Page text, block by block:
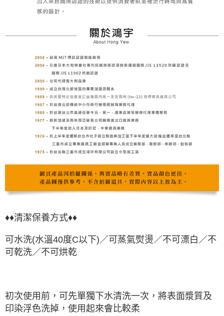
♦♦清潔保養方式♦♦
可水洗(水溫40度C以下)／可蒸氣熨燙／不可漂白／不
可乾洗／不可烘乾
初次使用前，可先單獨下水清洗一次，將表面漿質及
印染浮色洗掉，使用起來會比較柔